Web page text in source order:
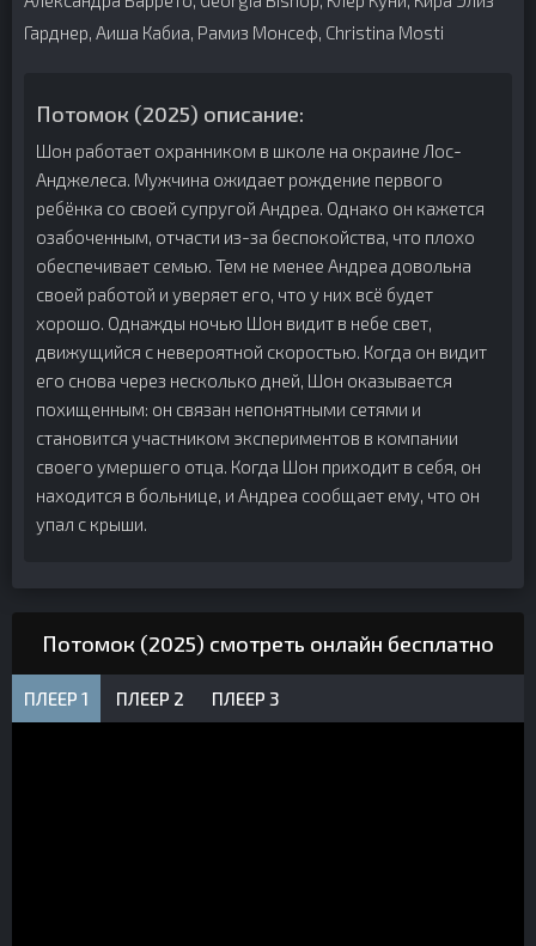
Гарднер, Аиша Кабиа, Рамиз Монсеф, Christina Mosti
Потомок (2025) описание:
Шон работает охранником в школе на окраине Лос-
Анджелеса. Мужчина ожидает рождение первого
ребёнка со своей супругой Андреа. Однако он кажется
озабоченным, отчасти из-за беспокойства, что плохо
обеспечивает семью. Тем не менее Андреа довольна
своей работой и уверяет его, что у них всё будет
хорошо. Однажды ночью Шон видит в небе свет,
движущийся с невероятной скоростью. Когда он видит
его снова через несколько дней, Шон оказывается
похищенным: он связан непонятными сетями и
становится участником экспериментов в компании
своего умершего отца. Когда Шон приходит в себя, он
находится в больнице, и Андреа сообщает ему, что он
упал с крыши.
Потомок (2025) смотреть онлайн бесплатно
ПЛЕЕР 1 ПЛЕЕР 2 ПЛЕЕР 3